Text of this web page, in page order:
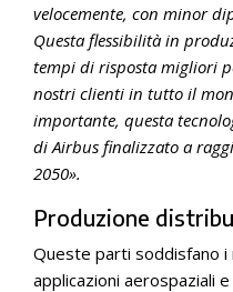
velocemente, con minor
Questa flessibilità in
tempi di risposta migliori
nostri clienti in tutto il
importante, questa
di Airbus finalizzato a
2050».
Produzione
Queste parti soddisfano
applicazioni aerospaziali